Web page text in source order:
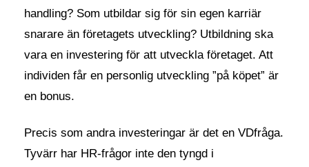
handling? Som utbildar sig för sin egen karriär
snarare än företagets utveckling? Utbildning ska
vara en investering för att utveckla företaget. Att
individen får en personlig utveckling ”på köpet” är
en bonus.
Precis som andra investeringar är det en VDfråga.
Tyvärr har HR-frågor inte den tyngd i